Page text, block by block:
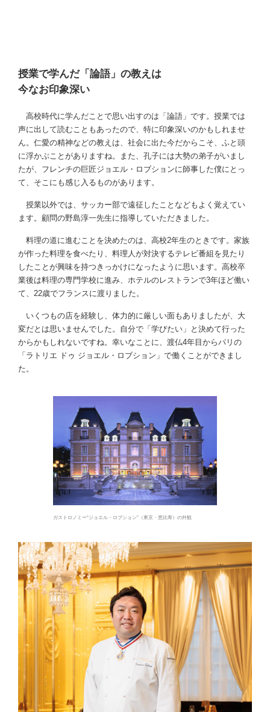
授業で学んだ「論語」の教えは
今なお印象深い
高校時代に学んだことで思い出すのは「論語」です。授業では
声に出して読むこともあったので、特に印象深いのかもしれませ
ん。仁愛の精神などの教えは、社会に出た今だからこそ、ふと頭
に浮かぶことがありますね。また、孔子には大勢の弟子がいまし
たが、フレンチの巨匠ジョエル・ロブションに師事した僕にとっ
て、そこにも感じ入るものがあります。
授業以外では、サッカー部で遠征したことなどもよく覚えてい
ます。顧問の野島淳一先生に指導していただきました。
料理の道に進むことを決めたのは、高校2年生のときです。家族
が作った料理を食べたり、料理人が対決するテレビ番組を見たり
したことが興味を持つきっかけになったように思います。高校卒
業後は料理の専門学校に進み、ホテルのレストランで3年ほど働い
て、22歳でフランスに渡りました。
いくつもの店を経験し、体力的に厳しい面もありましたが、大
変だとは思いませんでした。自分で「学びたい」と決めて行った
からかもしれないですね。幸いなことに、渡仏4年目からパリの
「ラトリエ ドゥ ジョエル・ロブション」で働くことができまし
た。
ガストロノミー“ジョエル・ロブション”（東京・恵比寿）の外観